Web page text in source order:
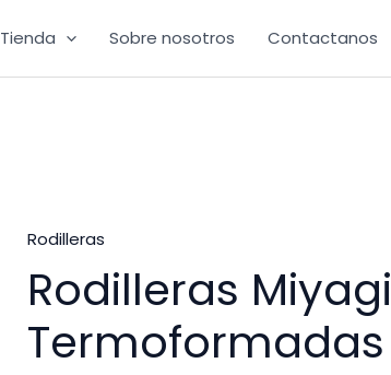
Tienda Sobre nosotros Contactanos
Rodilleras
Rodilleras Miyagi
Termoformadas